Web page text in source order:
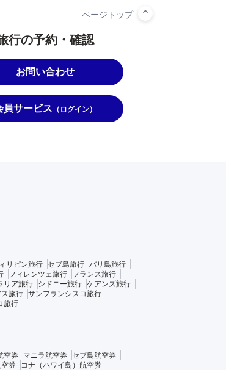
行の予約・確認
お問い合わせ
員サービス （ログイン）
リピン旅行 セブ島旅行 バリ島旅行
フィレンツェ旅行
フランス旅行
リア旅行 シドニー旅行 ケアンズ旅行
旅行 サンフランシスコ旅行
旅行
空券 マニラ航空券 セブ島航空券
券
コナ（ハワイ島）航空券